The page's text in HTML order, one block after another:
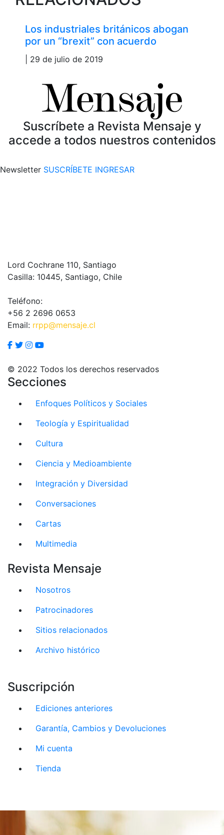
Los industriales británicos abogan
por un “brexit” con acuerdo
| 29 de julio de 2019
Suscríbete a Revista Mensaje y
accede a todos nuestros contenidos
Newsletter SUSCRÍBETE INGRESAR
Lord Cochrane 110, Santiago
Casilla: 10445, Santiago, Chile
Teléfono:
+56 2 2696 0653
Email: rrpp@mensaje.cl
© 2022 Todos los derechos reservados
Secciones
Enfoques Políticos y Sociales
Teología y Espiritualidad
Cultura
Ciencia y Medioambiente
Integración y Diversidad
Conversaciones
Cartas
Multimedia
Revista Mensaje
Nosotros
Patrocinadores
Sitios relacionados
Archivo histórico
Suscripción
Ediciones anteriores
Garantía, Cambios y Devoluciones
Mi cuenta
Tienda